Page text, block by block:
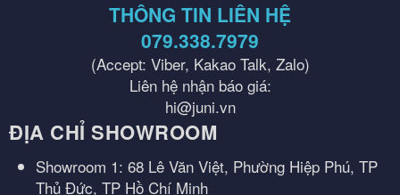
THÔNG TIN LIÊN HỆ
079.338.7979
(Accept: Viber, Kakao Talk, Zalo)
Liên hệ nhận báo giá:
hi@juni.vn
ĐỊA CHỈ SHOWROOM
Showroom 1: 68 Lê Văn Việt, Phường Hiệp Phú, TP
Thủ Đức, TP Hồ Chí Minh